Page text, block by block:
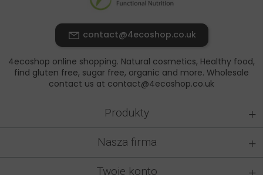
contact@4ecoshop.co.uk
4ecoshop online shopping. Natural cosmetics, Healthy food,
find gluten free, sugar free, organic and more. Wholesale
contact us at contact@4ecoshop.co.uk
Produkty +
Nasza firma +
Twoje konto +